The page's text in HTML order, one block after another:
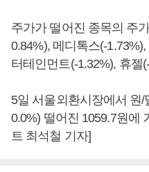
주가가 떨어진 종목의 주
0.84%), 메디톡스(-
터테인먼트(-1.32%), 휴젤
5일 서울외환시장에서 원
0.0%) 떨어진 1059.7원에
트 최석철 기자]